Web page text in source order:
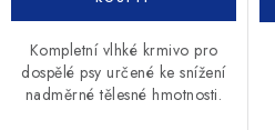
Kompletní vlhké krmivo pro
dospělé psy určené ke snížení
nadměrné tělesné hmotnosti.